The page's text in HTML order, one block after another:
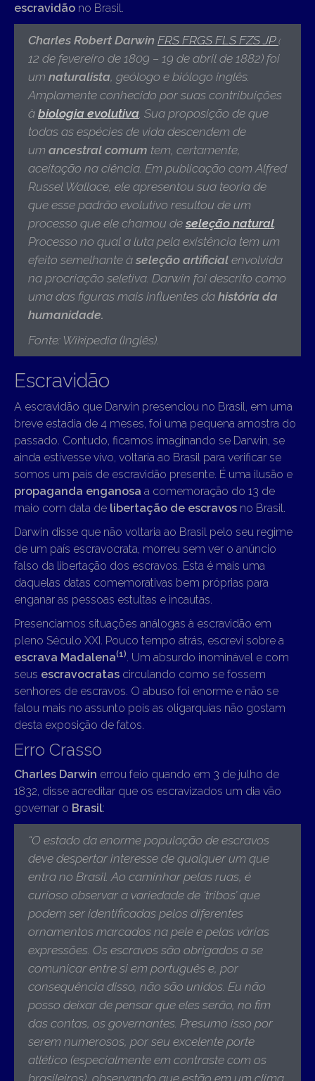
escravidão no Brasil.
Charles Robert Darwin FRS FRGS FLS FZSJP (
12 de fevereiro de 1809 – 19 de abril de 1882) foi
um naturalista, geólogo e biólogo inglês.
Amplamente conhecido por suas contribuições
à biologia evolutiva. Sua proposição de que
todas as espécies de vida descendem de
um ancestral comum tem, certamente,
aceitação na ciência. Em publicação com Alfred
Russel Wallace, ele apresentou sua teoria de
que esse padrão evolutivo resultou de um
processo que ele chamou deseleção natural.
Processo no qual a luta pela existência tem um
efeito semelhante à seleção artificial envolvida
na procriação seletiva. Darwin foi descrito como
uma das figuras mais influentes da história da
humanidade.
Fonte: Wikipedia (Inglês).
Escravidão
A escravidão que Darwin presenciou no Brasil, em uma
breve estadia de 4 meses, foi uma pequena amostra do
passado. Contudo, ficamos imaginando se Darwin, se
ainda estivesse vivo, voltaria ao Brasil para verificar se
somos um país de escravidão presente. É uma ilusão e
propaganda enganosa a comemoração do 13 de
maio com data de libertação de escravos no Brasil.
Darwin disse que não voltaria ao Brasil pelo seu regime
de um país escravocrata, morreu sem ver o anúncio
falso da libertação dos escravos. Esta é mais uma
daquelas datas comemorativas bem próprias para
enganar as pessoas estultas e incautas.
Presenciamos situações análogas à escravidão em
pleno Século XXI. Pouco tempo atrás, escrevi sobre a
escrava Madalena(1). Um absurdo inominável e com
seus escravocratas circulando como se fossem
senhores de escravos. O abuso foi enorme e não se
falou mais no assunto pois as oligarquias não gostam
desta exposição de fatos.
Erro Crasso
Charles Darwin errou feio quando em 3 de julho de
1832, disse acreditar que os escravizados um dia vão
governar o Brasil:
“O estado da enorme população de escravos
deve despertar interesse de qualquer um que
entra no Brasil. Ao caminhar pelas ruas, é
curioso observar a variedade de ‘tribos’ que
podem ser identificadas pelos diferentes
ornamentos marcados na pele e pelas várias
expressões. Os escravos são obrigados a se
comunicar entre si em português e, por
consequência disso, não são unidos. Eu não
posso deixar de pensar que eles serão, no fim
das contas, os governantes. Presumo isso por
serem numerosos, por seu excelente porte
atlético (especialmente em contraste com os